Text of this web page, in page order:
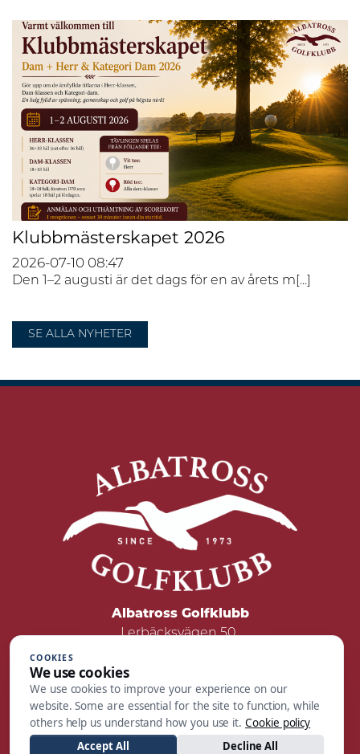
Klubbmästerskapet 2026
2026-07-10 08:47
Den 1–2 augusti är det dags för en av årets m[...]
SE ALLA NYHETER
Albatross Golfklubb
Lerbäcksvägen 50
Tel: 031 - 55 05 00
Mail: reception@albatrossgolf.se
COOKIES
We use cookies
We use cookies to improve your experience on our
website. Some are essential for the site to function, while
others help us understand how you use it. Cookie policy
Accept All
Decline All